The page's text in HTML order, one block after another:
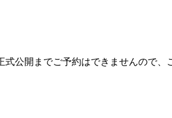
公開までご予約はできませんので、